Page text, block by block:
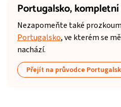
Portugalsko,
Nezapomeňte také
Portugalsko, ve kterém se
nachází.
Přejít na průvodce